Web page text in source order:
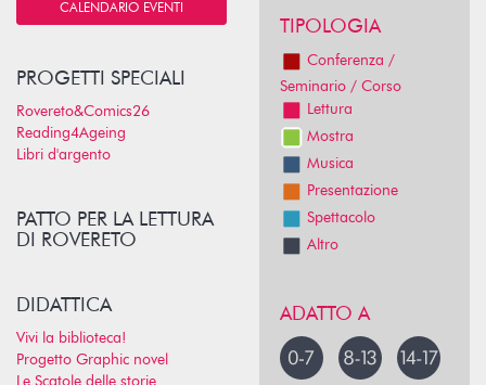
CALENDARIO EVENTI
PROGETTI SPECIALI
Rovereto&Comics26
Reading4Ageing
Libri d'argento
PATTO PER LA LETTURA
DI ROVERETO
DIDATTICA
Vivi la biblioteca!
Progetto Graphic novel
Le Scatole delle storie
TIPOLOGIA
Conferenza /
Seminario / Corso
Lettura
Mostra
Musica
Presentazione
Spettacolo
Altro
ADATTO A